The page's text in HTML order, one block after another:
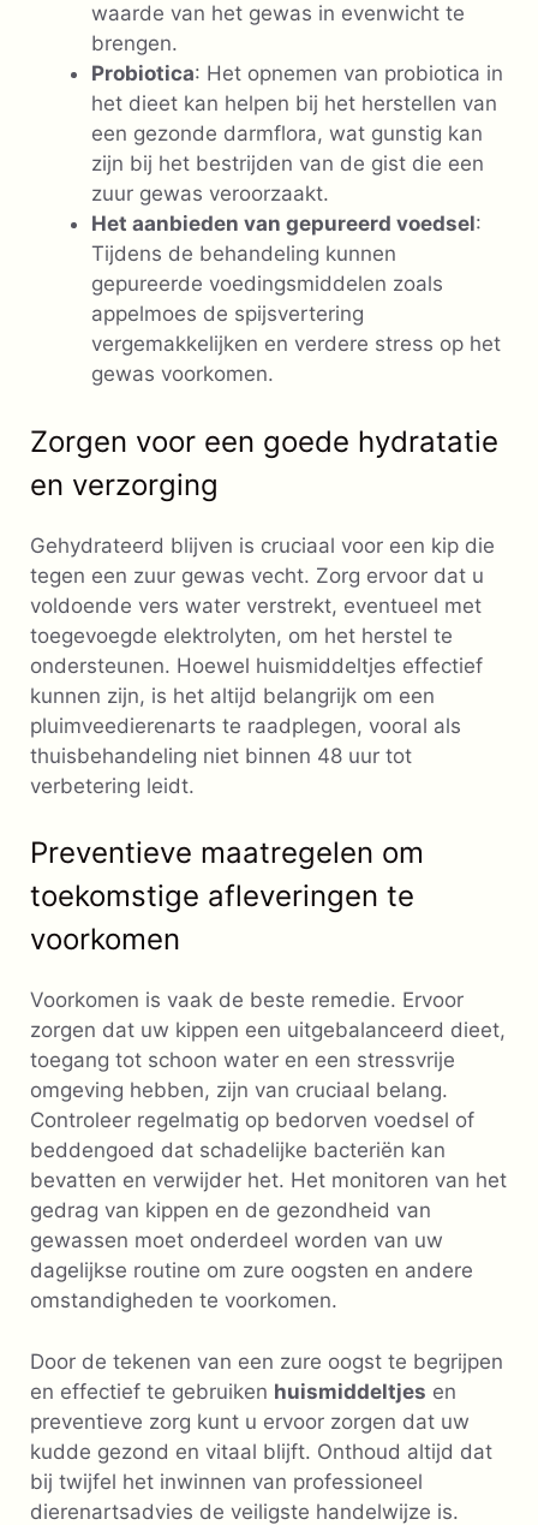
waarde van het gewas in evenwicht te
brengen.
Probiotica: Het opnemen van probiotica in
het dieet kan helpen bij het herstellen van
een gezonde darmflora, wat gunstig kan
zijn bij het bestrijden van de gist die een
zuur gewas veroorzaakt.
Het aanbieden van gepureerd voedsel:
Tijdens de behandeling kunnen
gepureerde voedingsmiddelen zoals
appelmoes de spijsvertering
vergemakkelijken en verdere stress op het
gewas voorkomen.
Zorgen voor een goede hydratatie
en verzorging
Gehydrateerd blijven is cruciaal voor een kip die
tegen een zuur gewas vecht. Zorg ervoor dat u
voldoende vers water verstrekt, eventueel met
toegevoegde elektrolyten, om het herstel te
ondersteunen. Hoewel huismiddeltjes effectief
kunnen zijn, is het altijd belangrijk om een ​​
pluimveedierenarts te raadplegen, vooral als
thuisbehandeling niet binnen 48 uur tot
verbetering leidt.
Preventieve maatregelen om
toekomstige afleveringen te
voorkomen
Voorkomen is vaak de beste remedie. Ervoor
zorgen dat uw kippen een uitgebalanceerd dieet,
toegang tot schoon water en een stressvrije
omgeving hebben, zijn van cruciaal belang.
Controleer regelmatig op bedorven voedsel of
beddengoed dat schadelijke bacteriën kan
bevatten en verwijder het. Het monitoren van het
gedrag van kippen en de gezondheid van
gewassen moet onderdeel worden van uw
dagelijkse routine om zure oogsten en andere
omstandigheden te voorkomen.
Door de tekenen van een zure oogst te begrijpen
en effectief te gebruiken huismiddeltjes en
preventieve zorg kunt u ervoor zorgen dat uw
kudde gezond en vitaal blijft. Onthoud altijd dat
bij twijfel het inwinnen van professioneel
dierenartsadvies de veiligste handelwijze is.